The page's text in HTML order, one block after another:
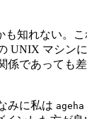
知れない。
UNIX マシン
係であっても
みに私は ageha